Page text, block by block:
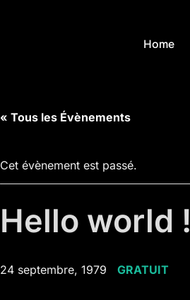
Home
« Tous les Évènements
Cet évènement est passé.
Hello world !
24 septembre, 1979 GRATUIT